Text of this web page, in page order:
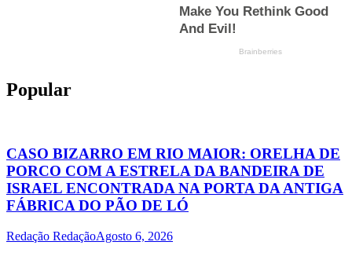
Popular
CASO BIZARRO EM RIO MAIOR: ORELHA DE
PORCO COM A ESTRELA DA BANDEIRA DE
ISRAEL ENCONTRADA NA PORTA DA ANTIGA
FÁBRICA DO PÃO DE LÓ
Redação RedaçãoAgosto 6, 2026